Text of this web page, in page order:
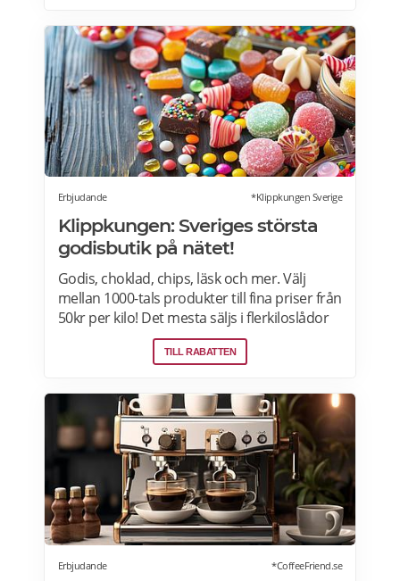
många fördelar. Oavsett om du är på
semester utomlands kan du fortsätta att
använda dig av Lidl Plus fördelar. Läs mer
om pensionärsrabatter på Lidl här.
Erbjudande *Klippkungen Sverige
Klippkungen: Sveriges största
godisbutik på nätet!
Godis, choklad, chips, läsk och mer. Välj
mellan 1000-tals produkter till fina priser från
50kr per kilo! Det mesta säljs i flerkiloslådor
men det finns även förpackningar som
lämpar sig bra som presenter.
TILL RABATTEN
Erbjudande *CoffeeFriend.se